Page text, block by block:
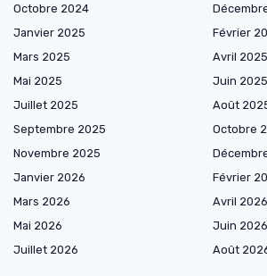
Octobre 2024
Janvier 2025
Février
Mars 2025
Avril 2025
Mai 2025
Juin 2025
Juillet 2025
Août
Septembre 2025
Octobre
Novembre 2025
Janvier 2026
Février
Mars 2026
Avril 2026
Mai 2026
Juin 2026
Juillet 2026
Août